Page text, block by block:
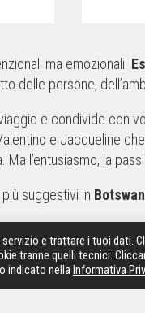
ma emozionali.
delle persone,
e condivide con
e Jacqueline
Ma l’entusiasmo, la
suggestivi in
per realizzare i tours
e trattare i tuoi dati.
tranne quelli tecnici.
indicato nellaInformativa